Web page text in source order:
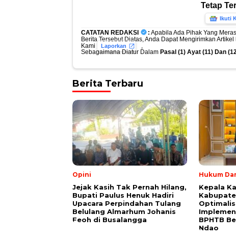
Tetap
Ikuti
CATATAN REDAKSI : Apabila Ada Pihak Yang
Berita Tersebut Diatas, Anda Dapat Mengirimkan
Kami
Laporkan
,
Sebagaimana Diatur Dalam Pasal (1) Ayat (11) Dan
Berita Terbaru
Opini
Jejak Kasih Tak Pernah Hilang,
Bupati Paulus Henuk Hadiri
Upacara Perpindahan Tulang
Belulang Almarhum Johanis
Feoh di Busalangga
Hukum
Kepala
BPHTB
Ndao